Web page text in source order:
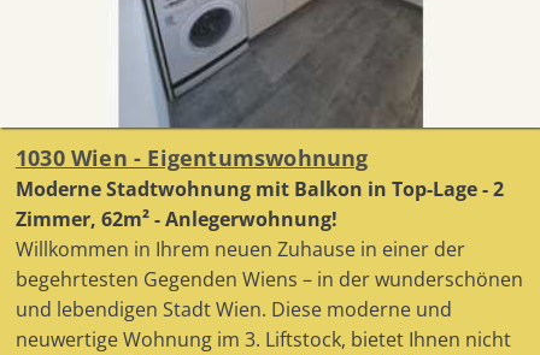
1030 Wien - Eigentumswohnung
Moderne Stadtwohnung mit Balkon in Top-Lage - 2
Zimmer, 62m² - Anlegerwohnung!
Willkommen in Ihrem neuen Zuhause in einer der
begehrtesten Gegenden Wiens – in der wunderschönen
und lebendigen Stadt Wien. Diese moderne und
neuwertige Wohnung im 3. Liftstock, bietet Ihnen nicht